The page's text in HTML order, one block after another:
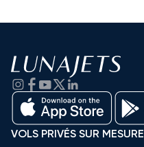
VOLS PRIVÉS SUR MESURE